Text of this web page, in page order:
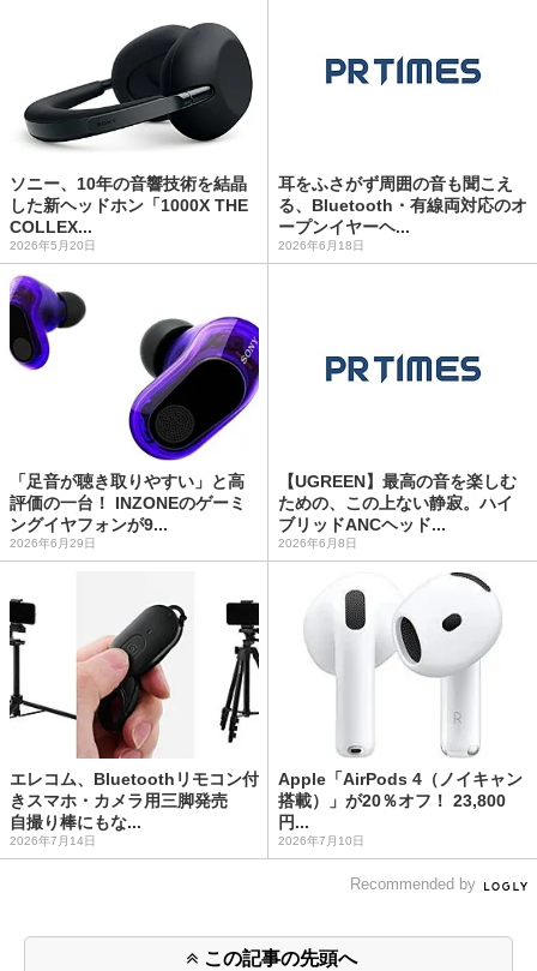
ソニー、10年の音響技術を結晶
した新ヘッドホン「1000X THE
COLLEX...
2026年5月20日
耳をふさがず周囲の音も聞こえ
る、Bluetooth・有線両対応のオ
ープンイヤーヘ...
2026年6月18日
「足音が聴き取りやすい」と高
評価の一台！ INZONEのゲーミ
ングイヤフォンが9...
2026年6月29日
【UGREEN】最高の音を楽しむ
ための、この上ない静寂。ハイ
ブリッドANCヘッド...
2026年6月8日
エレコム、Bluetoothリモコン付
きスマホ・カメラ用三脚発売
自撮り棒にもな...
2026年7月14日
Apple「AirPods 4（ノイキャン
搭載）」が20％オフ！ 23,800
円...
2026年7月10日
Recommended by
この記事の先頭へ